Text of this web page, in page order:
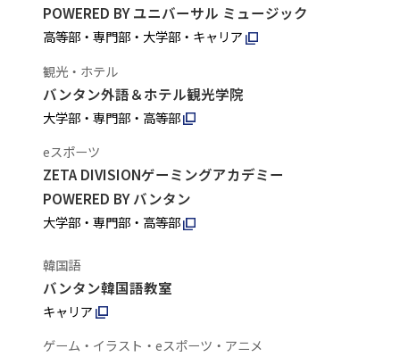
POWERED BY ユニバーサル ミュージック
高等部・専門部・大学部・キャリア
観光・ホテル
バンタン外語＆ホテル観光学院
大学部・専門部・高等部
eスポーツ
ZETA DIVISIONゲーミングアカデミー
POWERED BY バンタン
大学部・専門部・高等部
韓国語
バンタン韓国語教室
キャリア
ゲーム・イラスト・eスポーツ・アニメ